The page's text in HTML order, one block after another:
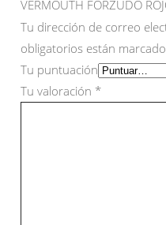
VERMOUTH FORZUDO
Tu dirección de correo
obligatorios están
Tu puntuación
Tu valoración *